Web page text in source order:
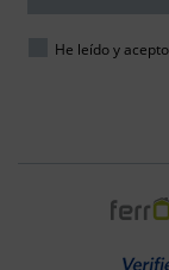
He leído y
espaciado del